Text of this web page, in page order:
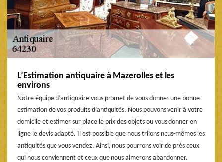
L’Estimation antiquaire à Mazerolles et les
environs
Notre équipe d’antiquaire vous promet de vous donner une bonne
estimation de vos produits d’antiquités. Nous pouvons venir à votre
domicile et estimer sur place le prix des objets ou vous donner en
ligne le devis adapté. Il est possible que nous triions nous-mêmes les
antiquités que vous vendez. Ainsi, nous pourrons voir de près ceux
qui nous conviennent et ceux que nous aimerons abandonner.